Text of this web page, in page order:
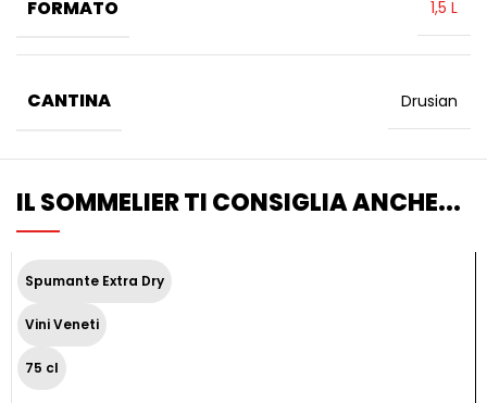
FORMATO 1,5 L
CANTINA Drusian
IL SOMMELIER TI CONSIGLIA ANCHE...
Spumante Extra Dry
Vini Veneti
75 cl